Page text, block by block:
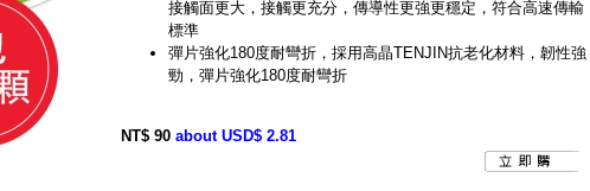
接觸面更大，接觸更充分，傳導性更強更穩定，符合高速傳輸
標準
彈片強化180度耐彎折，採用高晶TENJIN抗老化材料，韌性強
勁，彈片強化180度耐彎折
NT$ 90 about USD$ 2.81